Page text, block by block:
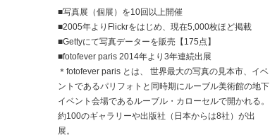
■写真展（個展）を10回以上開催
■2005年よりFlickrをはじめ、現在5,000枚ほど掲載
■Gettyにて写真データーを販売【175点】
■fotofever paris 2014年より3年連続出展
＊fotofever paris とは、 世界最大の写真の見本市、イベ
ントであるパリフォトと同時期にルーブル美術館の地下
イベント会場であるルーブル・カローセルで開かれる。
約100のギャラリーや出版社（日本からは8社）が出
展。